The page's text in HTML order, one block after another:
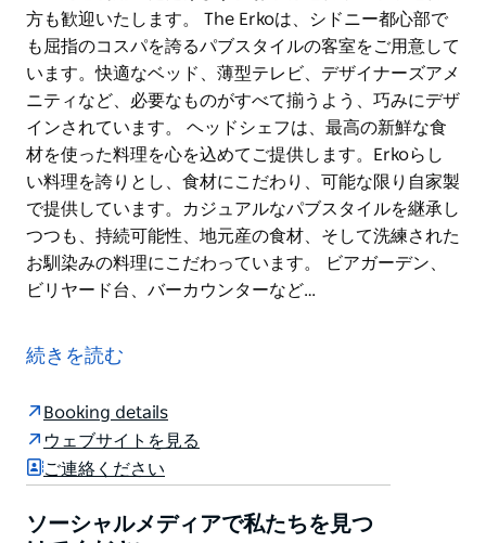
方も歓迎いたします。 The Erkoは、シドニー都心部で
も屈指のコスパを誇るパブスタイルの客室をご用意して
います。快適なベッド、薄型テレビ、デザイナーズアメ
ニティなど、必要なものがすべて揃うよう、巧みにデザ
インされています。 ヘッドシェフは、最高の新鮮な食
材を使った料理を心を込めてご提供します。Erkoらし
い料理を誇りとし、食材にこだわり、可能な限り自家製
で提供しています。カジュアルなパブスタイルを継承し
つつも、持続可能性、地元産の食材、そして洗練された
お馴染みの料理にこだわっています。 ビアガーデン、
ビリヤード台、バーカウンターなど…
のバーでくつろぎのひとときをお過ごしいただけます。
アースキンビルの片隅にあるThe Erkoは、上質な料理
ゆったりとしたランチから深夜の一杯まで、あらゆるシ
ーンでご利用いただけます。お子様連れやペット連れの
方も歓迎いたします。
The Erkoは、シドニー都心部でも屈指のコスパを誇る
続きを読む
Booking details
ウェブサイトを見る
ご連絡ください
ソーシャルメディアで私たちを見つ